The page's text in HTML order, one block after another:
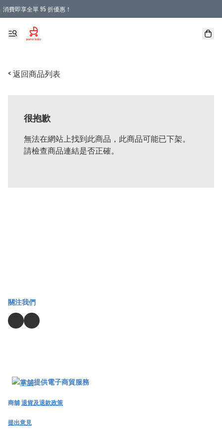
消費即享全單 95 折優惠！
購物滿 HKD 900.00即享免運費優惠！（適用於 本地送貨、本地取貨 )
< 返回商品列表
很抱歉
無法在網站上找到此商品，此商品可能已下架。
請檢查商品連結是否正確。
關注我們
提供電子商貿服務
商舖退貨及退款政策
提出意見